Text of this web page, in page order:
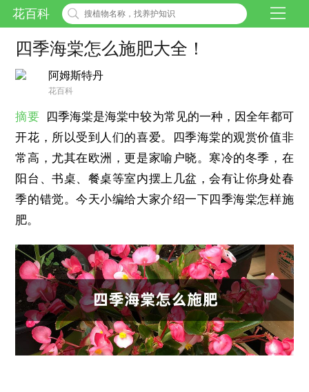
花百科
四季海棠怎么施肥大全！
阿姆斯特丹
花百科
摘要
四季海棠是海棠中较为常见的一种，因全年都可
开花，所以受到人们的喜爱。四季海棠的观赏价值非
常高，尤其在欧洲，更是家喻户晓。寒冷的冬季，在
阳台、书桌、餐桌等室内摆上几盆，会有让你身处春
季的错觉。今天小编给大家介绍一下四季海棠怎样施
肥。